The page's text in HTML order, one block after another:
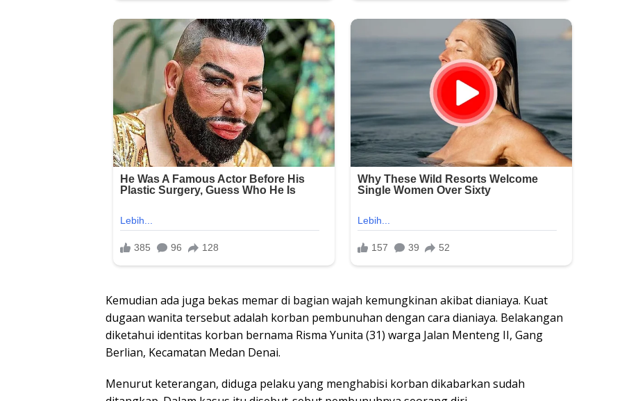
Kemudian ada juga bekas memar di bagian wajah kemungkinan akibat dianiaya. Kuat
dugaan wanita tersebut adalah korban pembunuhan dengan cara dianiaya. Belakangan
diketahui identitas korban bernama Risma Yunita (31) warga Jalan Menteng II, Gang
Berlian, Kecamatan Medan Denai.
Menurut keterangan, diduga pelaku yang menghabisi korban dikabarkan sudah